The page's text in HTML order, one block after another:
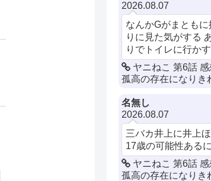
2026.08.07
なんかGがまとも
りに見た気がする
りでトイレに行か
ヤニねこ 第6話
孤高の存在になりき
名無し
2026.08.07
三バカ井上に井上
17歳の可能性ある
ヤニねこ 第6話
孤高の存在になりき